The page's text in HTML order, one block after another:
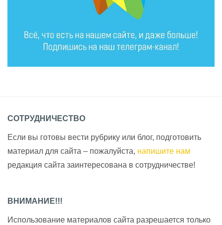
СОТРУДНИЧЕСТВО
Если вы готовы вести рубрику или блог, подготовить
материал для сайта – пожалуйста, напишите нам
редакция сайта заинтересована в сотрудничестве!
ВНИМАНИЕ!!!
Использование материалов сайта разрешается только